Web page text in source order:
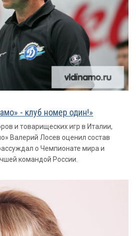
- клуб номер один!»
и товарищеских игр в Италии,
Валерий Лосев оценил состав
о Чемпионате мира и
командой России.